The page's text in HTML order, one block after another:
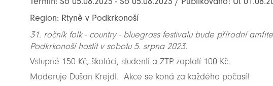
Region: Rtyně v Podkrkonoší
31. ročník folk - country - bluegrass festivalu bude přírodní
Podkrkonoší hostit v sobotu 5. srpna 2023.
Vstupné 150 Kč, školáci, studenti a ZTP zaplatí 100 Kč.
Moderuje Dušan Krejdl. Akce se koná za každého počasí!